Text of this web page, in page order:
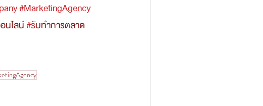
#MarketingAgency
นไลน์ #รับทำการตลาด